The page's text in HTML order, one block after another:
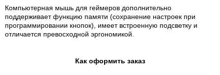
Компьютерная мышь для геймеров дополнительно
поддерживает функцию памяти (сохранение настроек при
программировании кнопок), имеет встроенную подсветку и
отличается превосходной эргономикой.
Как оформить заказ